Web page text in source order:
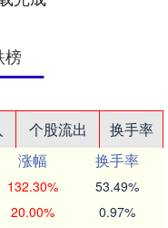
榜
个股流出
换手率
涨幅
换手率
132.30% 53.49%
20.00% 0.97%